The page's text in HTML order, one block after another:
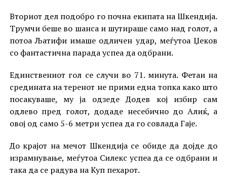
Вториот дел подобро го почна екипата на Шкендија.
Трумчи беше во шанса и шутираше само над голот, а
потоа Љатифи имаше одличен удар, меѓутоа Џеков
со фантастична парада успеа да одбрани.
Единствениот гол се случи во 71. минута. Фетаи на
средината на теренот не прими една топка како што
посакуваше, му ја одзеде Додев кој избир сам
одлево пред голот, додаде несебично до Алиќ, а
овој од само 5-6 метри успеа да го совлада Гаје.
До крајот на мечот Шкендија се обиде да дојде до
израмнување, меѓутоа Силекс успеа да се одбрани и
така да се радува на Куп пехарот.